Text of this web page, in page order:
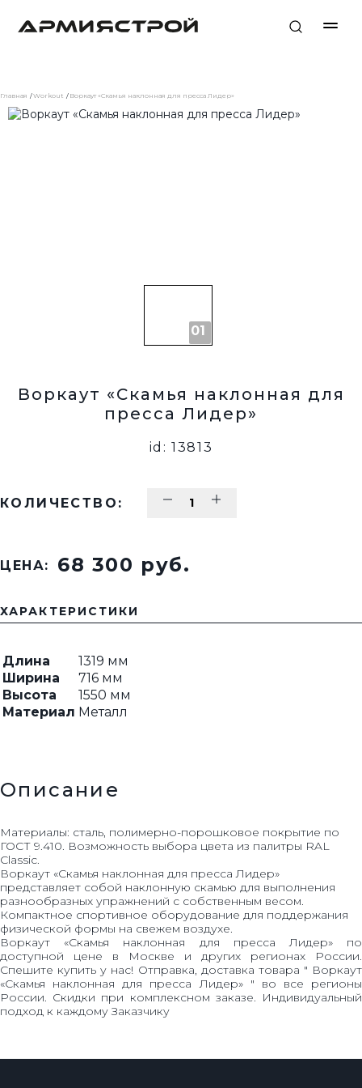
Главная Workout Воркаут «Скамья наклонная для пресса Лидер»
Воркаут «Скамья наклонная для
пресса Лидер»
id: 13813
КОЛИЧЕСТВО:
ЦЕНА: 68 300 pуб.
ХАРАКТЕРИСТИКИ
Длина
1319 мм
Ширина
716 мм
Высота
1550 мм
Материал Металл
Описание
Материалы: сталь, полимерно-порошковое покрытие по
ГОСТ 9.410. Возможность выбора цвета из палитры RAL
Classic.
Воркаут «Скамья наклонная для пресса Лидер»
представляет собой наклонную скамью для выполнения
разнообразных упражнений с собственным весом.
Компактное спортивное оборудование для поддержания
физической формы на свежем воздухе.
Воркаут «Скамья наклонная для пресса Лидер» по
доступной цене в Москве и других регионах России.
Спешите купить у нас! Отправка, доставка товара " Воркаут
«Скамья наклонная для пресса Лидер» " во все регионы
России. Скидки при комплексном заказе. Индивидуальный
подход к каждому Заказчику